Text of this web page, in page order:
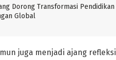
Dorong Transformasi Pendidikan
Global
juga menjadi ajang refleksi